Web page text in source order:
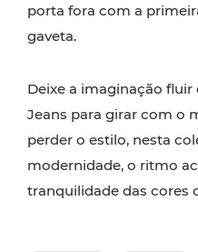
porta fora com a
gaveta.
Deixe a imaginação
Jeans para girar com o
perder o estilo, nesta
modernidade, o ritmo
tranquilidade das cores